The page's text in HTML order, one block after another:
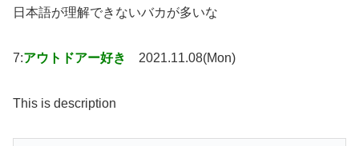
日本語が理解できないバカが多いな
7:アウトドアー好き 2021.11.08(Mon)
This is description